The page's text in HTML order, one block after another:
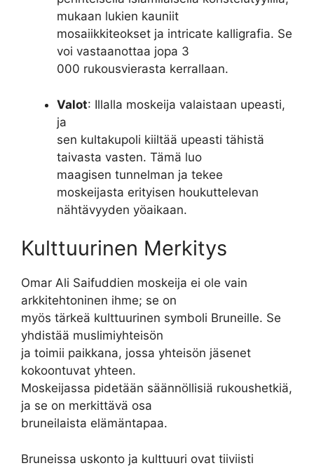
mukaan lukien kauniit
mosaiikkiteokset ja intricate kalligrafia. Se
voi vastaanottaa jopa 3
000 rukousvierasta kerrallaan.
Valot: Illalla moskeija valaistaan upeasti,
ja
sen kultakupoli kiiltää upeasti tähistä
taivasta vasten. Tämä luo
maagisen tunnelman ja tekee
moskeijasta erityisen houkuttelevan
nähtävyyden yöaikaan.
Kulttuurinen Merkitys
Omar Ali Saifuddien moskeija ei ole vain
arkkitehtoninen ihme; se on
myös tärkeä kulttuurinen symboli Bruneille. Se
yhdistää muslimiyhteisön
ja toimii paikkana, jossa yhteisön jäsenet
kokoontuvat yhteen.
Moskeijassa pidetään säännöllisiä rukoushetkiä,
ja se on merkittävä osa
bruneilaista elämäntapaa.
Bruneissa uskonto ja kulttuuri ovat tiiviisti